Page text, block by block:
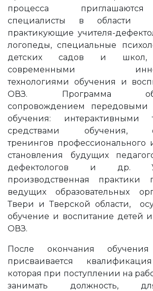
процесса
специалисты в области
практикующие учителя-
логопеды, специальные
детских садов и школ,
современными
технологиями обучения и
ОВЗ. Программа
сопровождением передовыми
обучения: интерактивными
средствами обучения,
тренингов профессионального
становления будущих
дефектологов и др.
производственная практики
ведущих образовательных
Твери и Тверской области,
обучение и воспитание детей
ОВЗ.
После окончания
присваивается
которая при поступлении на
занимать должность,